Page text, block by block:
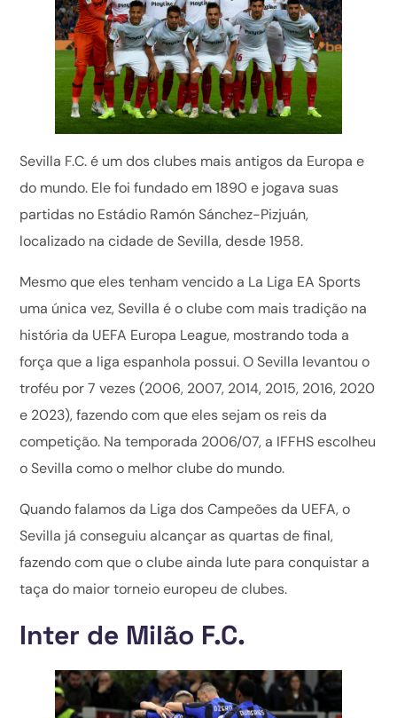
Sevilla F.C. é um dos clubes mais antigos da Europa e
do mundo. Ele foi fundado em 1890 e jogava suas
partidas no Estádio Ramón Sánchez-Pizjuán,
localizado na cidade de Sevilla, desde 1958.
Mesmo que eles tenham vencido a La Liga EA Sports
uma única vez, Sevilla é o clube com mais tradição na
história da UEFA Europa League, mostrando toda a
força que a liga espanhola possui. O Sevilla levantou o
troféu por 7 vezes (2006, 2007, 2014, 2015, 2016, 2020
e 2023), fazendo com que eles sejam os reis da
competição. Na temporada 2006/07, a IFFHS escolheu
o Sevilla como o melhor clube do mundo.
Quando falamos da Liga dos Campeões da UEFA, o
Sevilla já conseguiu alcançar as quartas de final,
fazendo com que o clube ainda lute para conquistar a
taça do maior torneio europeu de clubes.
Inter de Milão F.C.